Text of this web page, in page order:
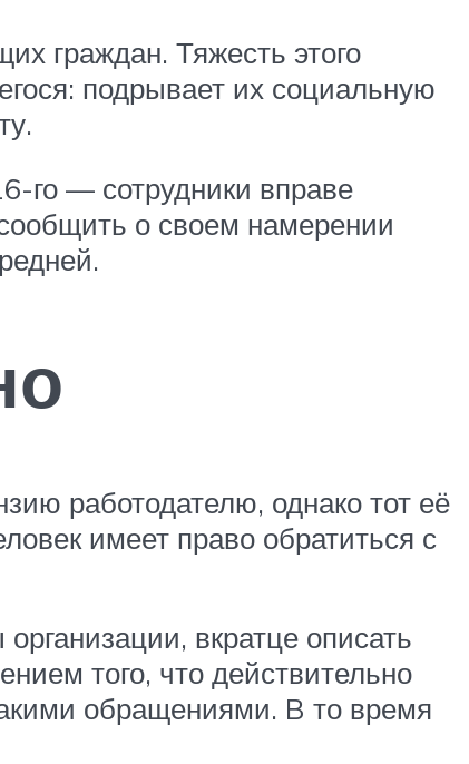
граждан. Тяжесть этого
подрывает их социальную
го — сотрудники вправе
о своем намерении
работодателю, однако тот её
имеет право обратиться с
вкратце описать
того, что действительно
обращениями. B то время